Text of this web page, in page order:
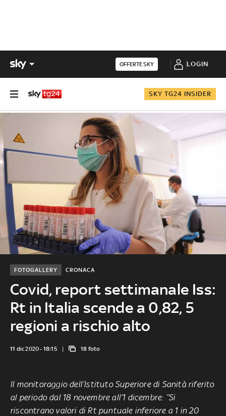
OFFERTE SKY LOGIN
SKY TG24 INSIDER
Covid, report settimanale Iss:
Rt in Italia scende a 0,82, 5
regioni a rischio alto
CRONACA
FOTOGALLERY
11 dic 2020 - 18:15 18 foto
Il monitoraggio dell’Istituto Superiore di Sanità riferito
al periodo dal 18 novembre all’1 dicembre: “Si
riscontrano valori di Rt puntuale inferiore a 1 in 20